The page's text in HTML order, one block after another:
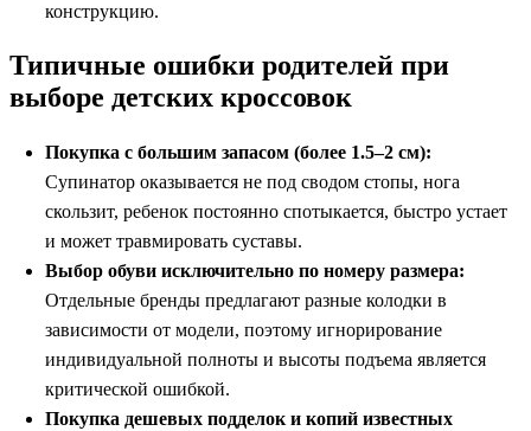
конструкцию.
Типичные ошибки родителей при
выборе детских кроссовок
Покупка с большим запасом (более 1.5–2 см):
Супинатор оказывается не под сводом стопы, нога
скользит, ребенок постоянно спотыкается, быстро устает
и может травмировать суставы.
Выбор обуви исключительно по номеру размера:
Отдельные бренды предлагают разные колодки в
зависимости от модели, поэтому игнорирование
индивидуальной полноты и высоты подъема является
критической ошибкой.
Покупка дешевых подделок и копий известных